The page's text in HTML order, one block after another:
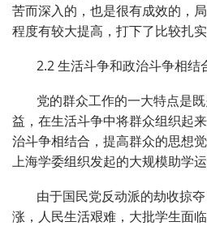
苦而深入的，也是很有成效的，
程度有较大提高，打下了比较扎实
2.2 生活斗争和政治斗争相结
党的群众工作的一大特点是
益，在生活斗争中将群众组织起
治斗争相结合，提高群众的思想
上海学委组织发起的大规模助学运
由于国民党反动派的劫收掠
涨，人民生活艰难，大批学生面